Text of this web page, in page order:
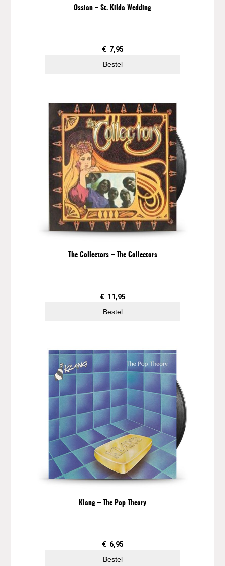
l
a
l
Ossian – St. Kilda Wedding
€ 7,95
Bestel
The Collectors – The Collectors
€ 11,95
Bestel
Klang – The Pop Theory
€ 6,95
Bestel